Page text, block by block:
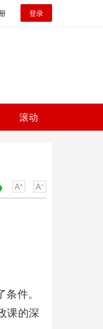
登录
滚动
件。
课的深